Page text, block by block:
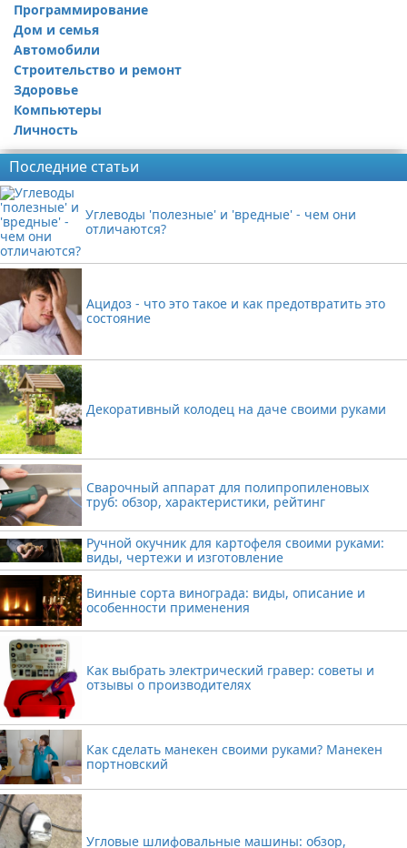
Программирование
Дом и семья
Автомобили
Строительство и ремонт
Здоровье
Компьютеры
Личность
Последние статьи
Углеводы 'полезные' и 'вредные' - чем они
отличаются?
Ацидоз - что это такое и как предотвратить это
состояние
Декоративный колодец на даче своими руками
Сварочный аппарат для полипропиленовых
труб: обзор, характеристики, рейтинг
Ручной окучник для картофеля своими руками:
виды, чертежи и изготовление
Винные сорта винограда: виды, описание и
особенности применения
Как выбрать электрический гравер: советы и
отзывы о производителях
Как сделать манекен своими руками? Манекен
портновский
Угловые шлифовальные машины: обзор,